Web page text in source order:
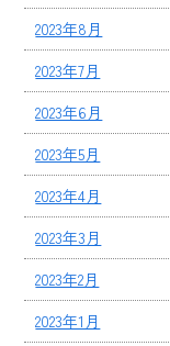
2023年8月
2023年7月
2023年6月
2023年5月
2023年4月
2023年3月
2023年2月
2023年1月